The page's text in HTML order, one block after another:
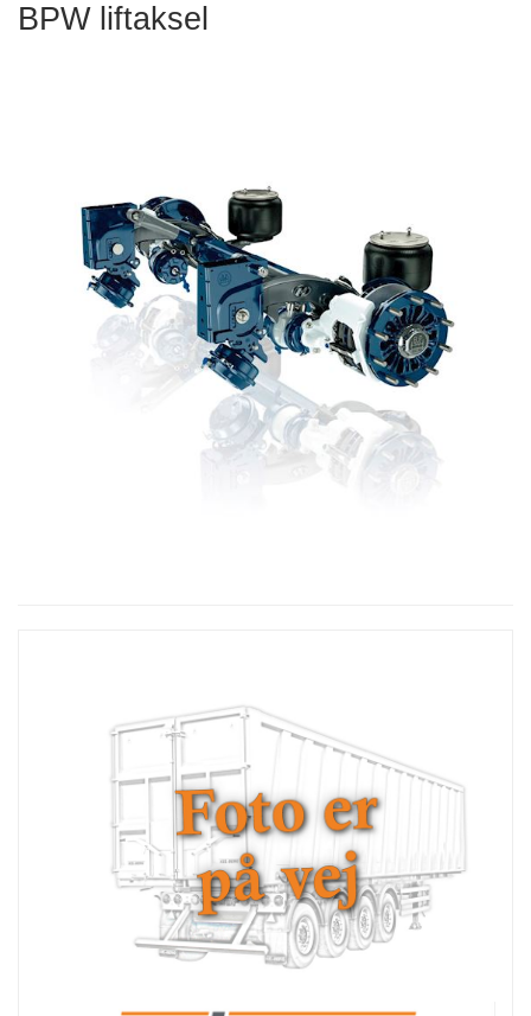
BPW liftaksel